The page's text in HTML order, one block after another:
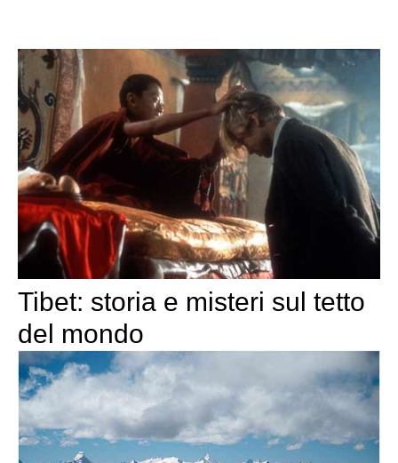
Tibet: storia e misteri sul tetto
del mondo